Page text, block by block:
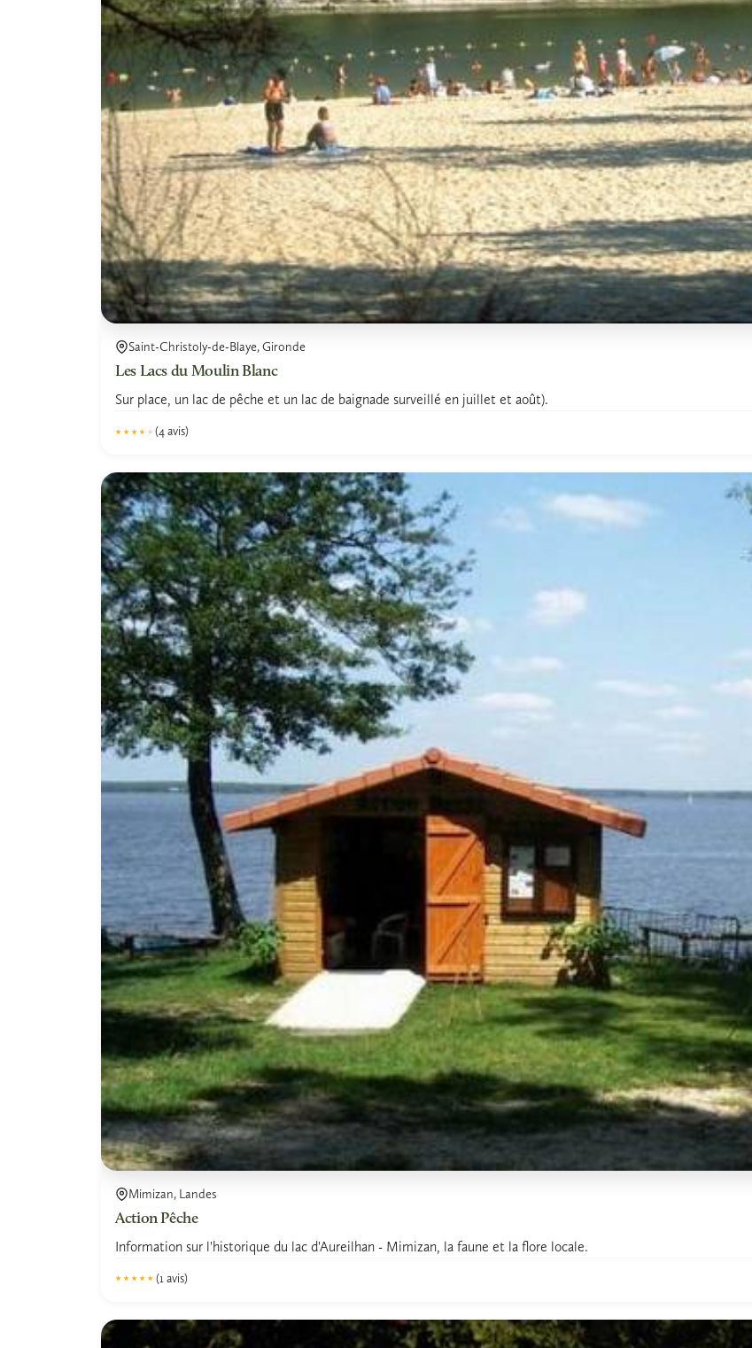
Saint-Christoly-de-Blaye, Gironde
Les Lacs du Moulin Blanc
Sur place, un lac de pêche et un lac de baignade surveillé en juillet et août).
★★★★★
★★★★★ (4 avis)
Mimizan, Landes
Action Pêche
Information sur l'historique du lac d'Aureilhan - Mimizan, la faune et la flore locale.
★★★★★
★★★★★ (1 avis)